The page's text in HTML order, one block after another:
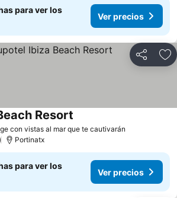
para ver los
Ver precios
Compartir
con vistas al mar que te cautivarán
Resort
Portinatx
para ver los
Ver precios